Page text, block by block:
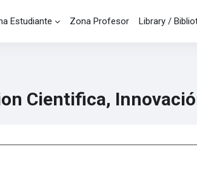
Estudiante Zona Profesor Library /
Cientifica,